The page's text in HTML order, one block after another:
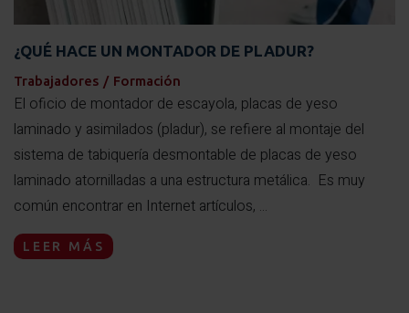
¿QUÉ HACE UN MONTADOR DE PLADUR?
Trabajadores / Formación
El oficio de montador de escayola, placas de yeso
laminado y asimilados (pladur), se refiere al montaje del
sistema de tabiquería desmontable de placas de yeso
laminado atornilladas a una estructura metálica. Es muy
común encontrar en Internet artículos, ...
LEER MÁS